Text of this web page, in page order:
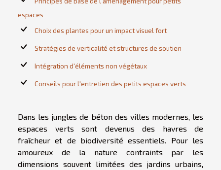
espaces
Choix des plantes pour un impact visuel fort
Stratégies de verticalité et structures de soutien
Intégration d'éléments non végétaux
Conseils pour l'entretien des petits espaces verts
Dans les jungles de béton des villes modernes, les
espaces verts sont devenus des havres de
fraîcheur et de biodiversité essentiels. Pour les
amoureux de la nature contraints par les
dimensions souvent limitées des jardins urbains,